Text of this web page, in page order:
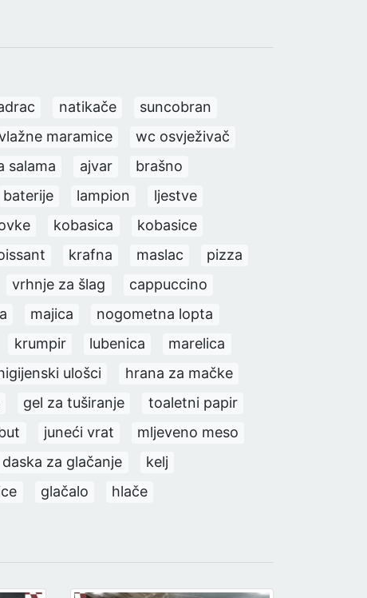
natikače
suncobran
maramice
wc osvježivač
salama ajvar
brašno
baterije lampion
ljestve
kobasica
kobasice
krafna maslac
pizza
vrhnje za šlag
cappuccino
majica
nogometna lopta
krumpir lubenica
marelica
ulošci
hrana za mačke
gel za tuširanje
toaletni papir
juneći vrat
mljeveno meso
daska za glačanje
kelj
glačalo
hlače